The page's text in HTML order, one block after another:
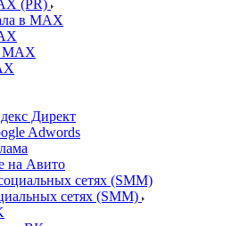
(PR)
в MAX
MAX
Директ
Adwords
на Авито
сетях (SMM)